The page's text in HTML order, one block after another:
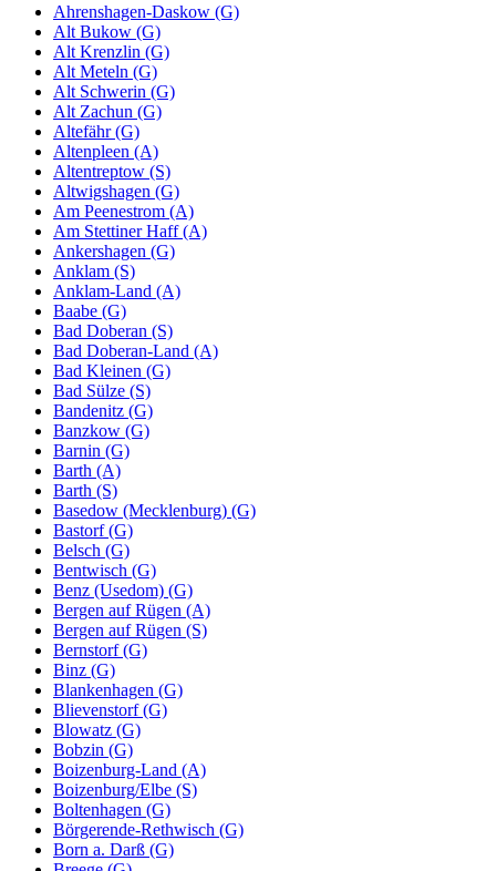
Ahrenshagen-Daskow (G)
Alt Bukow (G)
Alt Krenzlin (G)
Alt Meteln (G)
Alt Schwerin (G)
Alt Zachun (G)
Altefähr (G)
Altenpleen (A)
Altentreptow (S)
Altwigshagen (G)
Am Peenestrom (A)
Am Stettiner Haff (A)
Ankershagen (G)
Anklam (S)
Anklam-Land (A)
Baabe (G)
Bad Doberan (S)
Bad Doberan-Land (A)
Bad Kleinen (G)
Bad Sülze (S)
Bandenitz (G)
Banzkow (G)
Barnin (G)
Barth (A)
Barth (S)
Basedow (Mecklenburg) (G)
Bastorf (G)
Belsch (G)
Bentwisch (G)
Benz (Usedom) (G)
Bergen auf Rügen (A)
Bergen auf Rügen (S)
Bernstorf (G)
Binz (G)
Blankenhagen (G)
Blievenstorf (G)
Blowatz (G)
Bobzin (G)
Boizenburg-Land (A)
Boizenburg/Elbe (S)
Boltenhagen (G)
Börgerende-Rethwisch (G)
Born a. Darß (G)